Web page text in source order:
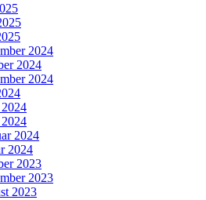
2024
2024
2024
2024
2024
2023
2023
2023